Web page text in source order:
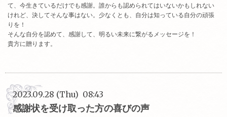
て、今生きているだけでも感謝。誰からも認められてはいないかもしれない
けれど、決してそんな事はない。少なくとも、自分は知っている自分の頑張
りを！
そんな自分を認めて、感謝して、明るい未来に繋がるメッセージを！
貴方に贈ります。
2023.09.28 (Thu) 08:43
感謝状を受け取った方の喜びの声